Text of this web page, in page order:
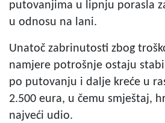
putovanjima u lipnju porasla
u odnosu na lani.
Unatoč zabrinutosti zbog
namjere potrošnje ostaju
po putovanju i dalje kreće u
2.500 eura, u čemu smještaj,
najveći udio.